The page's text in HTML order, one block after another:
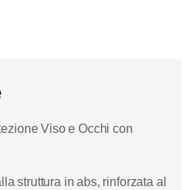
Viso e Occhi con
struttura in abs, rinforzata al